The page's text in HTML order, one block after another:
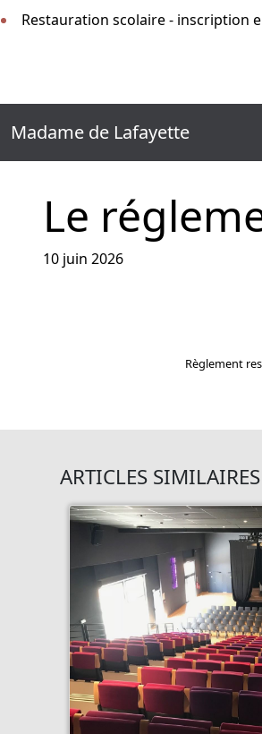
Restauration scolaire - inscription
Madame de Lafayette
Le
10 juin 2026
Règlement
ARTICLES SIMILAIRES